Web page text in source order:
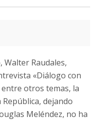
Walter Raudales,
«Diálogo con
otros temas, la
dejando
Meléndez, no ha